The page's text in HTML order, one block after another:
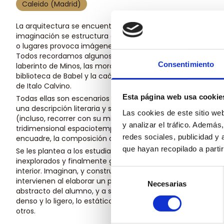
Consentimiento
Esta página web usa
Las cookies de este sitio
y analizar el tráfico.
redes sociales, publicidad y
que hayan recopilado a
Selección
de
consentimiento
Necesarias
Caleido (Madrid)
La arquitectura se encuentra presente de manera muy
imaginación se estructura asociada al espacio, ligada a
o lugares provoca imágenes en el lector, construcciones
Todos recordamos algunos de estos mundos poéticos
laberinto de Minos, las moradas de Santa Teresa, el
biblioteca de Babel y la caótica y laberíntica ciudad de «El
de Italo Calvino.
Todas ellas son escenarios ficticios que se sitúan
una descripción literaria y su capacidad de sugerencia
(incluso, recorrer con su mirada) el territorio que
tridimensional espaciotemporal repleto de formas que
encuadre, la composición de la imagen, la proporción, la
Se les plantea a los estudiantes del CEU construir lugares
inexplorados y finalmente grafiarlos. Los alumnos trabajan
interior. Imaginan, y construyen narraciones gráficas
intervienen al elaborar un proyecto arquitectónico. Estos
abstracto del alumno, y a su vez éste se familiariza con
denso y lo ligero, lo estático y lo dinámico, el equilibrio, la
otros.